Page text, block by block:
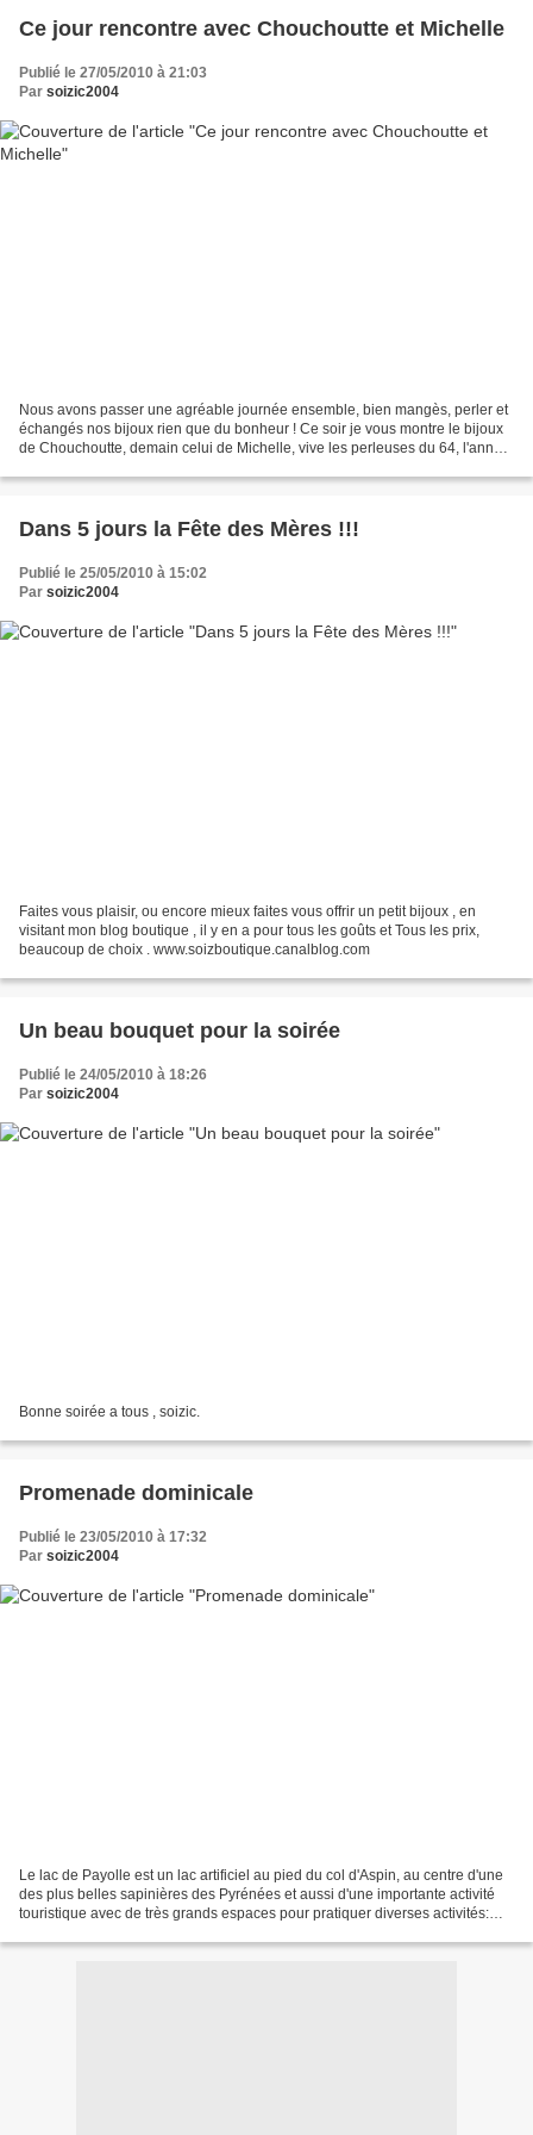
Ce jour rencontre avec Chouchoutte et Michelle
Publié le 27/05/2010 à 21:03
Par soizic2004
Nous avons passer une agréable journée ensemble, bien mangès, perler et
échangés nos bijoux rien que du bonheur ! Ce soir je vous montre le bijoux
de Chouchoutte, demain celui de Michelle, vive les perleuses du 64, l'année
Dans 5 jours la Fête des Mères !!!
Publié le 25/05/2010 à 15:02
Par soizic2004
Faites vous plaisir, ou encore mieux faites vous offrir un petit bijoux , en
visitant mon blog boutique , il y en a pour tous les goûts et Tous les prix,
beaucoup de choix . www.soizboutique.canalblog.com
Un beau bouquet pour la soirée
Publié le 24/05/2010 à 18:26
Par soizic2004
Bonne soirée a tous , soizic.
Promenade dominicale
Publié le 23/05/2010 à 17:32
Par soizic2004
Le lac de Payolle est un lac artificiel au pied du col d'Aspin, au centre d'une
des plus belles sapinières des Pyrénées et aussi d'une importante activité
touristique avec de très grands espaces pour pratiquer diverses activités: